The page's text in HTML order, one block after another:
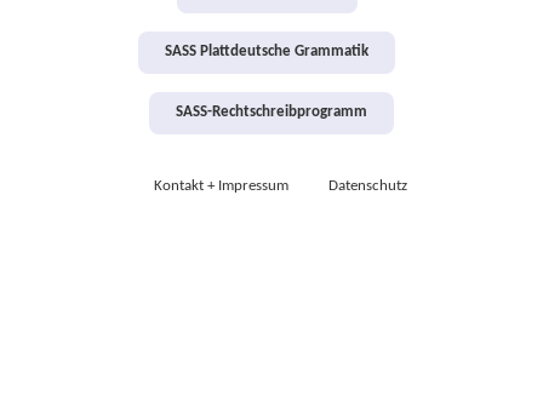
SASS Plattdeutsche Grammatik
SASS-Rechtschreibprogramm
Kontakt + Impressum Datenschutz